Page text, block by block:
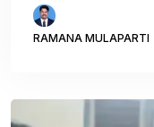
RAMANA MULAPARTI